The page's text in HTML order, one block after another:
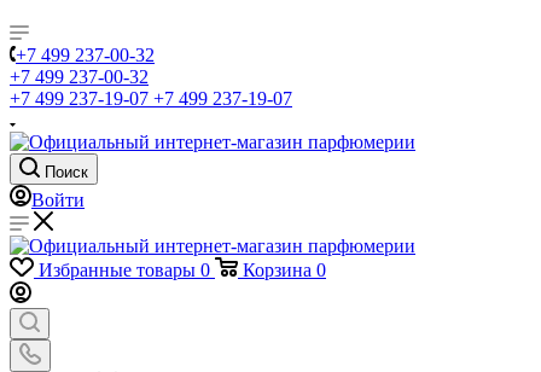
+7 499 237-00-32
+7 499 237-00-32
+7 499 237-19-07 +7 499 237-19-07
Поиск
Войти
Избранные товары 0 Корзина 0